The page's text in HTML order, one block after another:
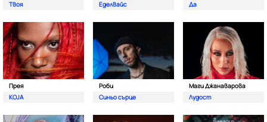
Твоя
Еделвайс
Да
Прея
KOJA
Роби
Синьо сърце
Маги Джанаварова
Лудост